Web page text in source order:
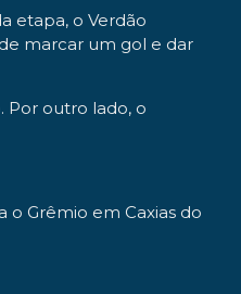
etapa, o Verdão
marcar um gol e dar
Por outro lado, o
o Grêmio em Caxias do